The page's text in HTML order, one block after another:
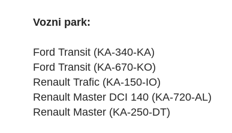
Vozni park:
Ford Transit (KA-340-KA)
Ford Transit (KA-670-KO)
Renault Trafic (KA-150-IO)
Renault Master DCI 140 (KA-720-AL)
Renault Master (KA-250-DT)